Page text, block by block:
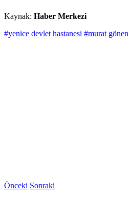
Kaynak: Haber Merkezi
#yenice devlet hastanesi #murat gönen
Önceki Sonraki